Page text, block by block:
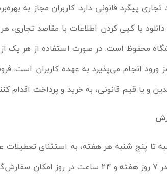
تجاری پیگرد قانونی دارد. کاربران مجاز
یا کپی کردن اطلاعات با مقاصد تجاری،
محفوظ است. در صورت استفاده از هر یک
و یا قیم قانونی، به خرید و پرداخت اقدام
تا پنج شنبه هر هفته، به استثنای